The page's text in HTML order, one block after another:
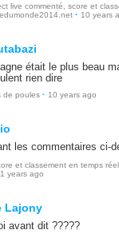
live commenté, score et
· 10 years
était le plus beau
rien dire
de poules · 10 years ago
les commentaires ci-
et classement en temps
years ago
Lajony
avant dit ?????